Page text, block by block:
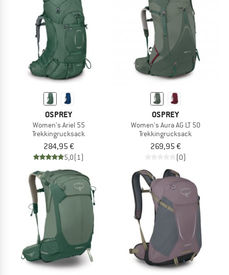
OSPREY
Women's Ariel 55
Trekkingrucksack
284,95 €
5,0(1)
OSPREY
Women's Aura AG LT 50
Trekkingrucksack
269,95 €
(0)